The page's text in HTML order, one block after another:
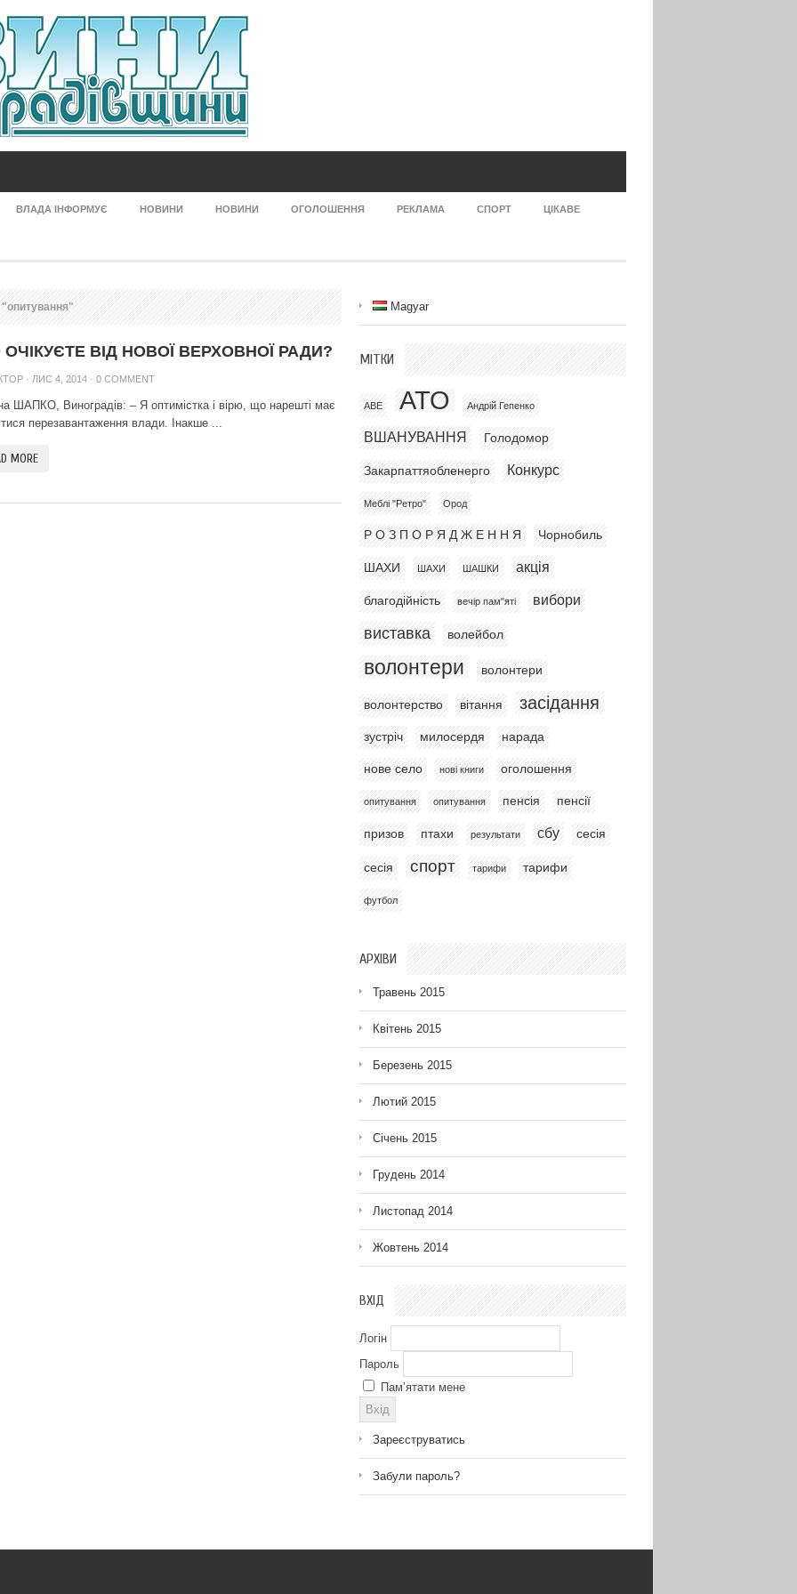
ВЛАДА ІНФОРМУЄ НОВИНИ НОВИНИ ОГОЛОШЕННЯ РЕКЛАМА СПОРТ ЦІКАВЕ
ВІД НОВОЇ ВЕРХОВНОЇ РАДИ?
· ЛИС 4, 2014 · 0 COMMENT
ШАПКО, Виноградів: – Я оптимістка і вірю, що нарешті має
перезавантаження влади. Інакше ...
MORE
Magyar
МІТКИ
АВЕ АТО Андрій Гепенко
ВШАНУВАННЯ Голодомор
Закарпаттяобленерго Конкурс
Меблі "Ретро" Ород
Р О З П О Р Я Д Ж Е Н Н Я Чорнобиль
ШАХИ ШАХИ ШАШКИ акція
благодійність вечір пам"яті вибори
виставка волейбол
волонтери волонтери
волонтерство вітання засідання
зустріч милосердя нарада
нове село нові книги оголошення
опитування опитування пенсія пенсії
призов птахи результати сбу сесія
сесія спорт тарифи тарифи
футбол
АРХІВИ
Травень 2015
Квітень 2015
Березень 2015
Лютий 2015
Січень 2015
Грудень 2014
Листопад 2014
Жовтень 2014
ВХІД
Логін
Пароль
Пам’ятати мене
Зареєструватись
Забули пароль?